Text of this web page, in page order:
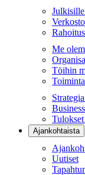
Me
Töihin
Ajankohtaista
Uutiset